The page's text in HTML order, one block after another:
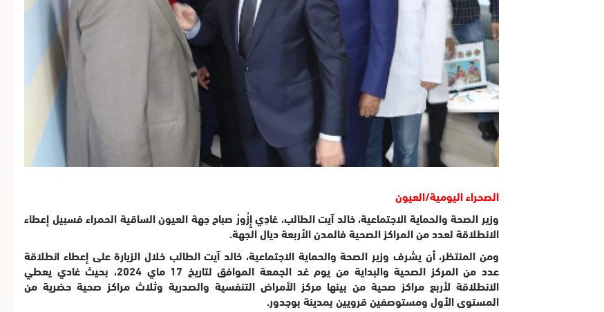
الصحراء اليومية/العيون
وزير الصحة والحماية الاجتماعية، خالد آيت الطالب، غادِي إِزُورْ صباح جهة العيون الساقية الحمراء فسبيل إعطاء
الانطلاقة لعدد من المراكز الصحية فالمدن الأربعة ديال الجهة.
ومن المنتظر، أن يشرف وزير الصحة والحماية الاجتماعية، خالد آيت الطالب خلال الزيارة على إعطاء انطلاقة
عدد من المركز الصحية والبداية من يوم غد الجمعة الموافق لتاريخ 17 ماي 2024، بحيث غادي يعطي
الانطلاقة لأربع مراكز صحية من بينها مركز الأمراض التنفسية والصدرية وثلاث مراكز صحية حضرية من
المستوى الأول ومستوصفين قرويين بمدينة بوجدور.